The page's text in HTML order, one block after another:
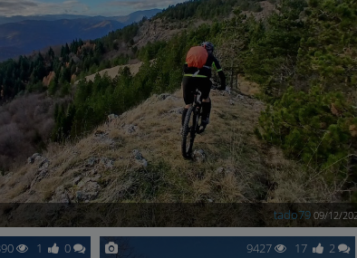
tado79 09/12/
1 0 9427 17 2